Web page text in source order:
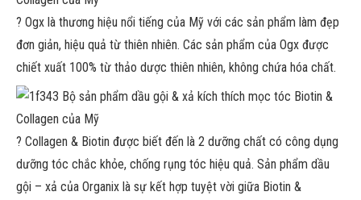
? Ogx là thương hiệu nổi tiếng của Mỹ với các sản phẩm làm đẹp
đơn giản, hiệu quả từ thiên nhiên. Các sản phẩm của Ogx được
chiết xuất 100% từ thảo dược thiên nhiên, không chứa hóa chất.
? Collagen & Biotin được biết đến là 2 dưỡng chất có công dụng
dưỡng tóc chắc khỏe, chống rụng tóc hiệu quả. Sản phẩm dầu
gội – xả của Organix là sự kết hợp tuyệt vời giữa Biotin &